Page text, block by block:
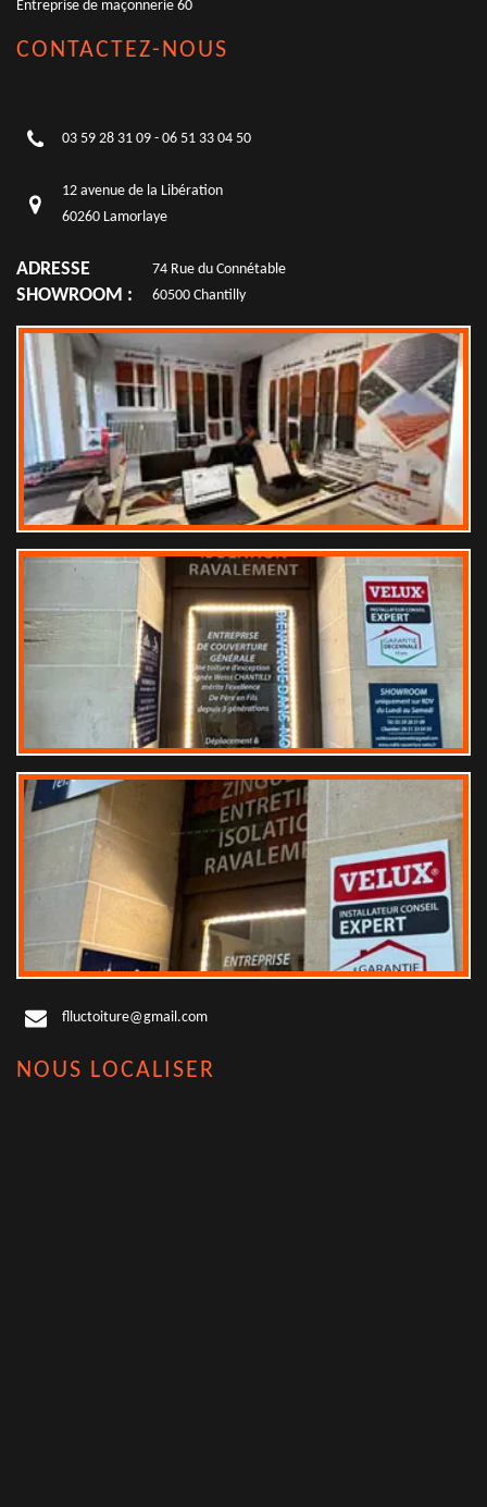
Entreprise de maçonnerie 60
CONTACTEZ-NOUS
03 59 28 31 09 - 06 51 33 04 50
12 avenue de la Libération
60260 Lamorlaye
ADRESSE
SHOWROOM :
74 Rue du Connétable
60500 Chantilly
flluctoiture@gmail.com
NOUS LOCALISER